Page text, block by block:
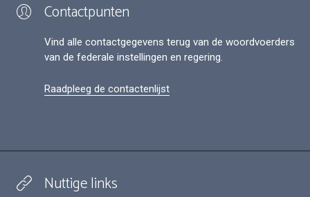
Contactpunten
Vind alle contactgegevens terug van de woordvoerders
van de federale instellingen en regering.
Raadpleeg de contactenlijst
Nuttige links